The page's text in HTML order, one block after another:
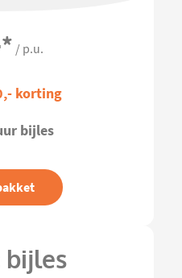
* / p.u.
korting
bijles
bijles